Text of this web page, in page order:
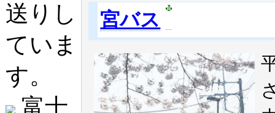
送りし
ていま
す。
富士
宮バス